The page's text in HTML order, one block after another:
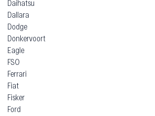
Daihatsu
Dallara
Dodge
Donkervoort
Eagle
FSO
Ferrari
Fiat
Fisker
Ford